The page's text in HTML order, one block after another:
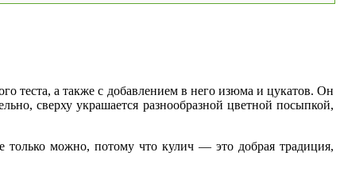
теста, а также с добавлением в него изюма и цукатов. Он
сверхуукрашается разнообразной цветной посыпкой,
только можно, потому что кулич — это добрая традиция,